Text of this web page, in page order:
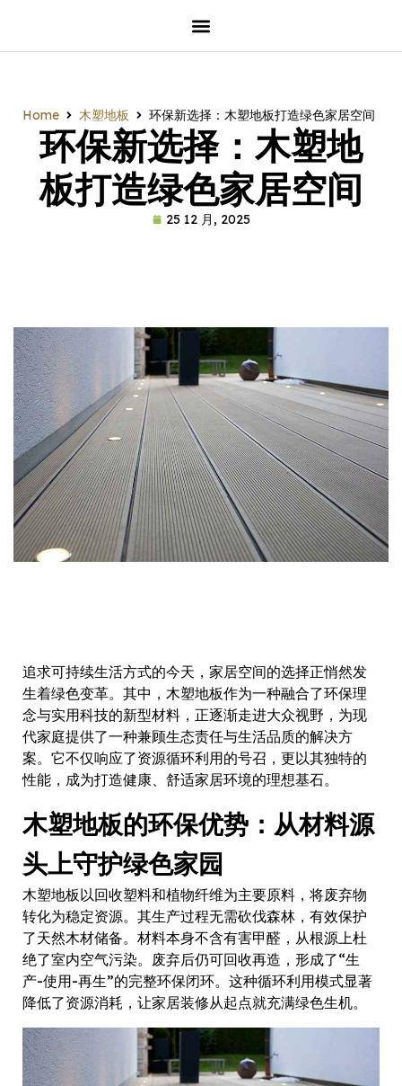
Home 木塑地板 环保新选择：木塑地板打造绿色家居空间
环保新选择：木塑地
板打造绿色家居空间
25 12 月, 2025
追求可持续生活方式的今天，家居空间的选择正悄然发
生着绿色变革。其中，木塑地板作为一种融合了环保理
念与实用科技的新型材料，正逐渐走进大众视野，为现
代家庭提供了一种兼顾生态责任与生活品质的解决方
案。它不仅响应了资源循环利用的号召，更以其独特的
性能，成为打造健康、舒适家居环境的理想基石。
木塑地板的环保优势：从材料源
头上守护绿色家园
木塑地板以回收塑料和植物纤维为主要原料，将废弃物
转化为稳定资源。其生产过程无需砍伐森林，有效保护
了天然木材储备。材料本身不含有害甲醛，从根源上杜
绝了室内空气污染。废弃后仍可回收再造，形成了“生
产-使用-再生”的完整环保闭环。这种循环利用模式显著
降低了资源消耗，让家居装修从起点就充满绿色生机。